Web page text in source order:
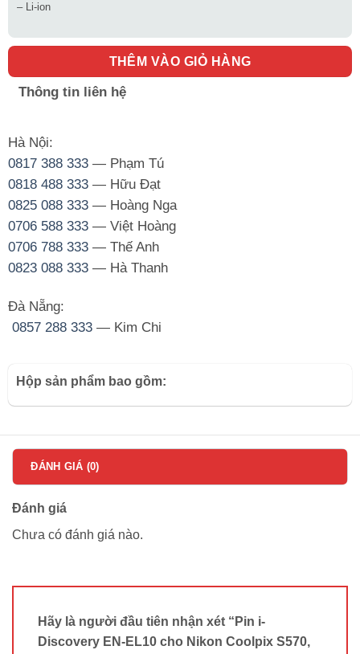
– Li-ion
THÊM VÀO GIỎ HÀNG
Thông tin liên hệ
Hà Nội:
0817 388 333— Phạm Tú
0818 488 333— Hữu Đạt
0825 088 333— Hoàng Nga
0706 588 333— Việt Hoàng
0706 788 333— Thế Anh
0823 088 333— Hà Thanh
Đà Nẵng:
0857 288 333— Kim Chi
Hộp sản phẩm bao gồm:
ĐÁNH GIÁ (0)
Đánh giá
Chưa có đánh giá nào.
Hãy là người đầu tiên nhận xét “Pin i-
Discovery EN-EL10 cho Nikon Coolpix S570,